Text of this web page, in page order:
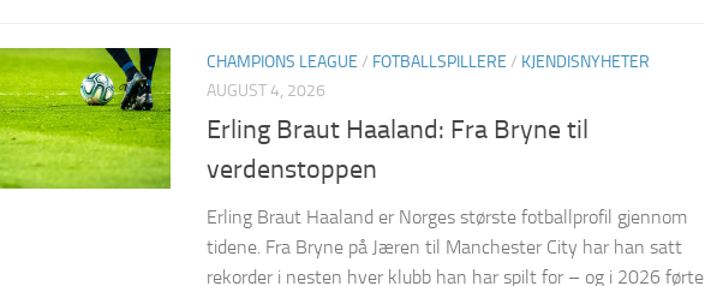
CHAMPIONS LEAGUE / FOTBALLSPILLERE / KJENDISNYHETER
AUGUST 4, 2026
Erling Braut Haaland: Fra Bryne til
verdenstoppen
Erling Braut Haaland er Norges største fotballprofil gjennom
tidene. Fra Bryne på Jæren til Manchester City har han satt
rekorder i nesten hver klubb han har spilt for – og i 2026 førte